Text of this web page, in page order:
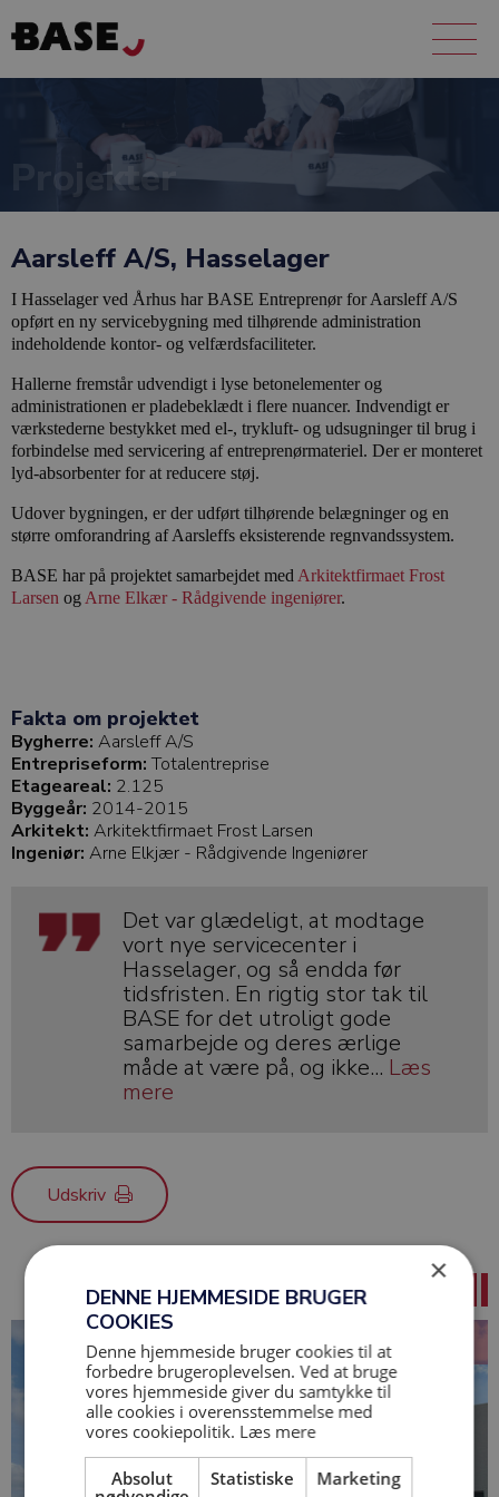
Projekter
Aarsleff A/S, Hasselager
I Hasselager ved Århus har BASE Entreprenør for Aarsleff A/S
opført en ny servicebygning med tilhørende administration
indeholdende kontor- og velfærdsfaciliteter.
Hallerne fremstår udvendigt i lyse betonelementer og
administrationen er pladebeklædt i flere nuancer. Indvendigt er
værkstederne bestykket med el-, trykluft- og udsugninger til brug i
forbindelse med servicering af entreprenørmateriel. Der er monteret
lyd-absorbenter for at reducere støj.
Udover bygningen, er der udført tilhørende belægninger og en
større omforandring af Aarsleffs eksisterende regnvandssystem.
BASE har på projektet samarbejdet med Arkitektfirmaet Frost
Larsen og Arne Elkær - Rådgivende ingeniører.
Fakta om projektet
Bygherre: Aarsleff A/S
Entrepriseform: Totalentreprise
Etageareal: 2.125
Byggeår: 2014-2015
Arkitekt: Arkitektfirmaet Frost Larsen
Ingeniør: Arne Elkjær - Rådgivende Ingeniører
Det var glædeligt, at modtage
vort nye servicecenter i
Hasselager, og så endda før
tidsfristen. En rigtig stor tak til
BASE for det utroligt gode
samarbejde og deres ærlige
måde at være på, og ikke... Læs
mere
Udskriv
×
DENNE HJEMMESIDE BRUGER
COOKIES
Denne hjemmeside bruger cookies til at
forbedre brugeroplevelsen. Ved at bruge
vores hjemmeside giver du samtykke til
alle cookies i overensstemmelse med
vores cookiepolitik. Læs mere
Absolut
Statistiske Marketing